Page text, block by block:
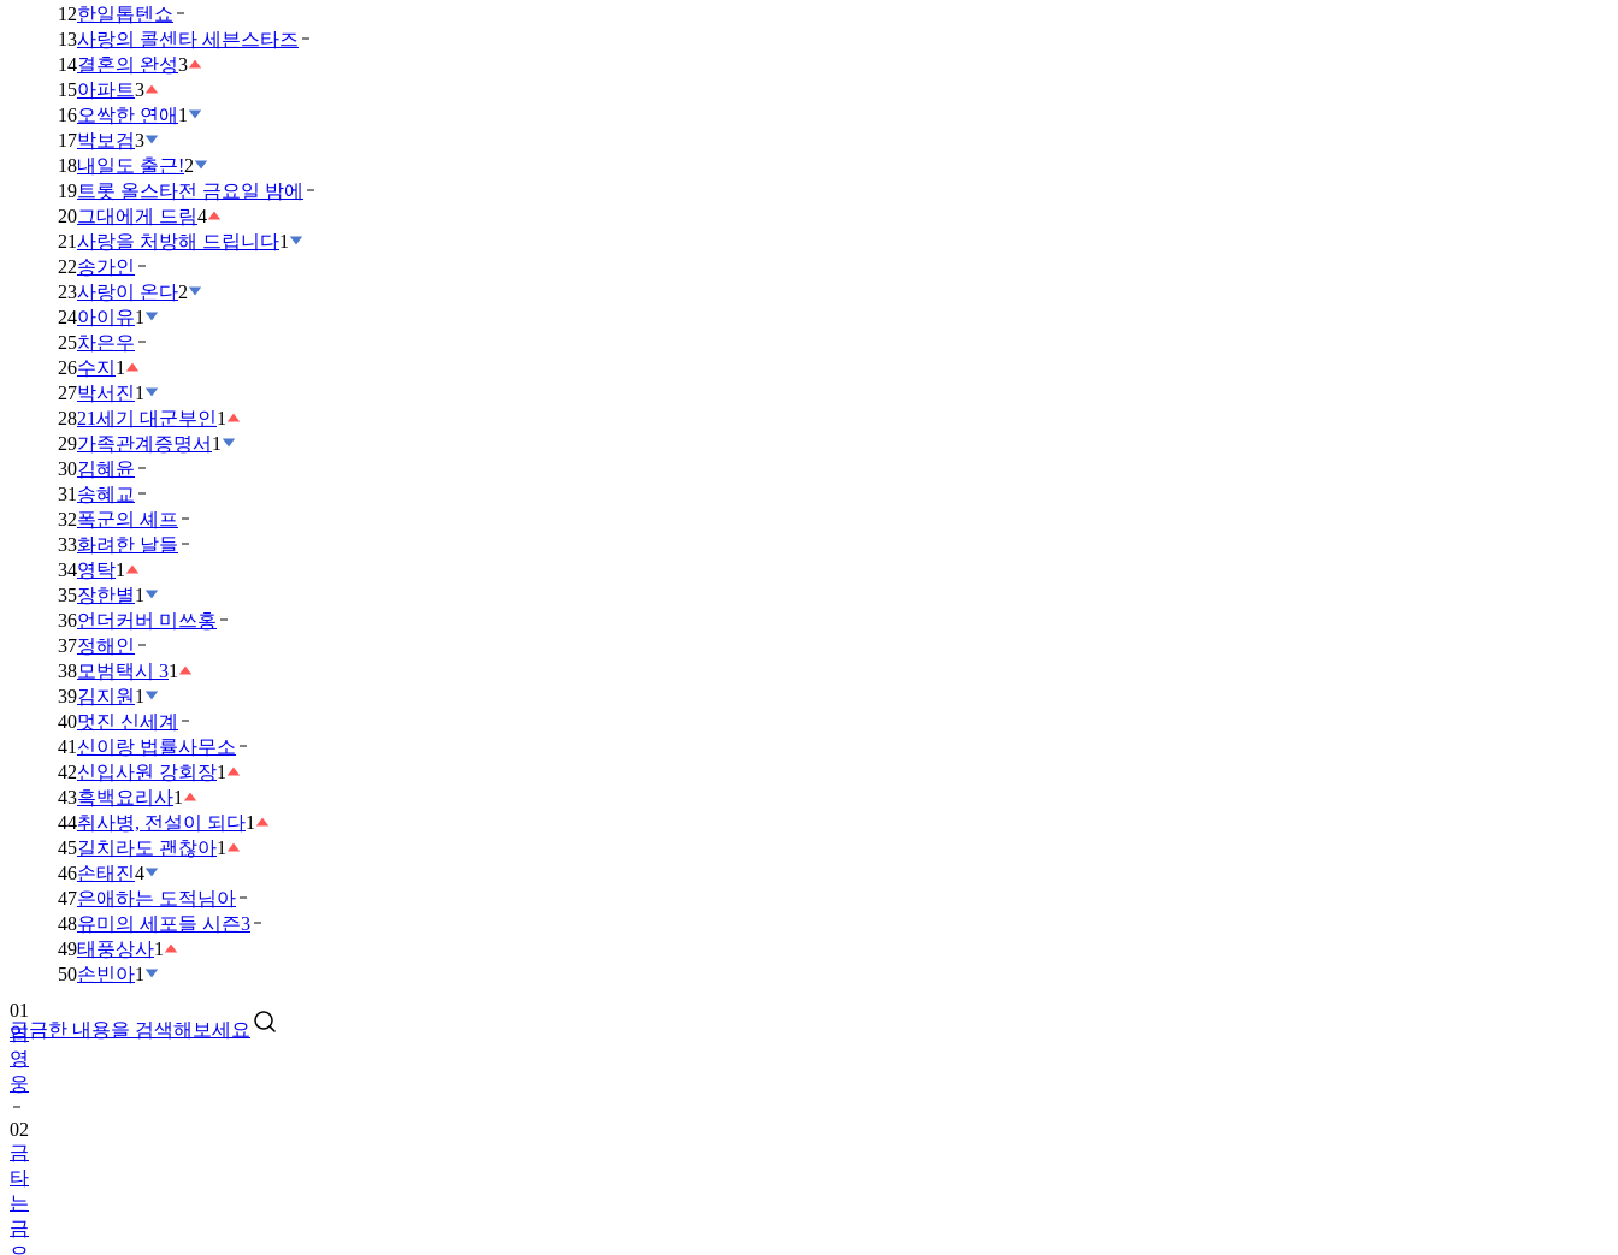
12한일톱텐쇼
13사랑의 콜센타 세븐스타즈
14결혼의 완성3
15아파트3
16오싹한 연애 1
17박보검3
18내일도 출근!2
19트롯 올스타전 금요일 밤에
20그대에게 드림4
21사랑을 처방해 드립니다1
22송가인
23사랑이 온다2
24아이유1
25차은우
26수지 1
27박서진1
2821세기 대군부인1
29가족관계증명서 1
30김혜윤
31 송혜교
32폭군의 셰프
33화려한 날들
34영탁1
35장한별1
36언더커버 미쓰홍
37정해인
38모범택시 31
39김지원 1
40멋진 신세계
41 신이랑 법률사무소
42신입사원 강회장1
43흑백요리사1
44취사병, 전설이 되다1
45길치라도 괜찮아1
46손태진4
47은애하는 도적님아
48유미의 세포들 시즌3
49태풍상사1
50손빈아1
궁금한 내용을 검색해보세요
영
웅
02
금
타
는
금
요
일